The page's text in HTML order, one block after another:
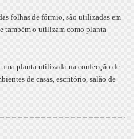
folhas de fórmio, são utilizadas em
também o utilizam como planta
planta utilizada na confecção de
de casas, escritório, salão de